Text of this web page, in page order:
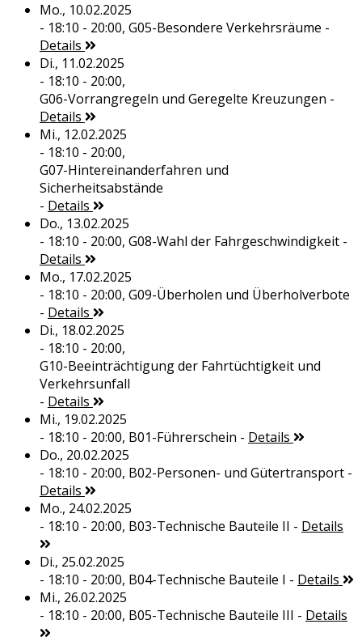
Mo., 10.02.2025
- 18:10 - 20:00, G05-Besondere Verkehrsräume -
Details
Di., 11.02.2025
- 18:10 - 20:00,
G06-Vorrangregeln und Geregelte Kreuzungen -
Details
Mi., 12.02.2025
- 18:10 - 20:00,
G07-Hintereinanderfahren und
Sicherheitsabstände
- Details
Do., 13.02.2025
- 18:10 - 20:00, G08-Wahl der Fahrgeschwindigkeit-
Details
Mo., 17.02.2025
- 18:10 - 20:00, G09-Überholen und Überholverbote
- Details
Di., 18.02.2025
- 18:10 - 20:00,
G10-Beeinträchtigung der Fahrtüchtigkeit und
Verkehrsunfall
- Details
Mi., 19.02.2025
- 18:10 - 20:00, B01-Führerschein - Details
Do., 20.02.2025
- 18:10 - 20:00, B02-Personen- und Gütertransport-
Details
Mo., 24.02.2025
- 18:10 - 20:00, B03-Technische Bauteile II - Details
Di., 25.02.2025
- 18:10 - 20:00, B04-Technische Bauteile I - Details
Mi., 26.02.2025
- 18:10 - 20:00, B05-Technische Bauteile III - Details